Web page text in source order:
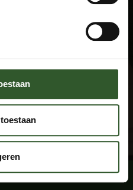
you agree with the